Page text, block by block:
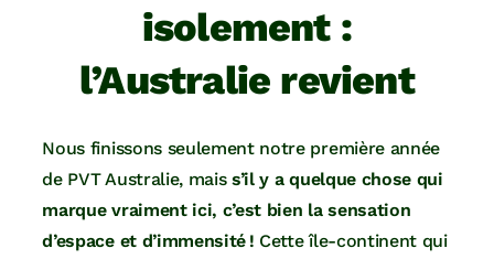
isolement :
l’Australie revient
Nous finissons seulement notre première année
de PVT Australie, maiss’il y a quelque chose qui
marque vraiment ici, c’est bien la sensation
d’espace et d’immensité ! Cette île-continent qui